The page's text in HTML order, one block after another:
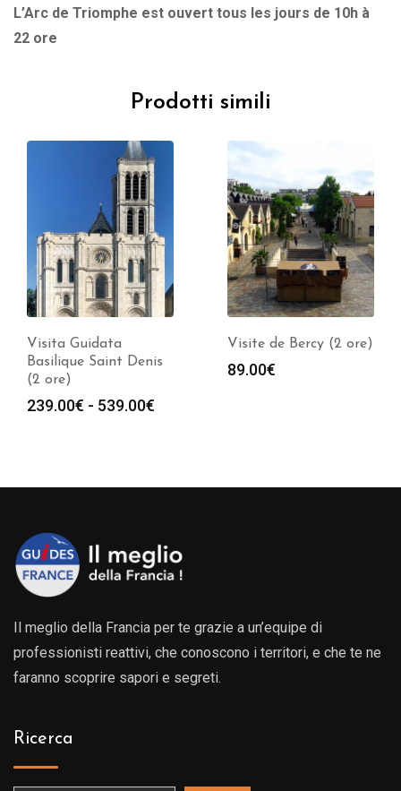
L’Arc de Triomphe est ouvert tous les jours de 10h à
22 ore
Prodotti simili
Visita Guidata
Basilique Saint Denis
(2 ore)
239.00€ - 539.00€
239.00€
Visite de Bercy (2 ore)
89.00€
Il meglio della Francia per te grazie a un’equipe di
professionisti reattivi, che conoscono i territori, e che te ne
faranno scoprire sapori e segreti.
Ricerca